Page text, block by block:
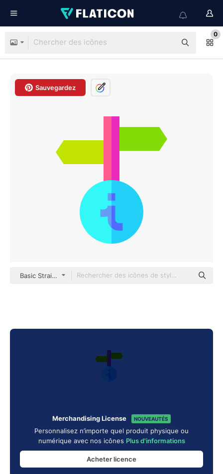
0
Sauvegardez
Basic Straight Flat
Merchandising License NOUVEAUTÉS
Personnalisez n’importe quel produit physique ou
numérique avec nos icônes Plus d'informations
Acheter licence